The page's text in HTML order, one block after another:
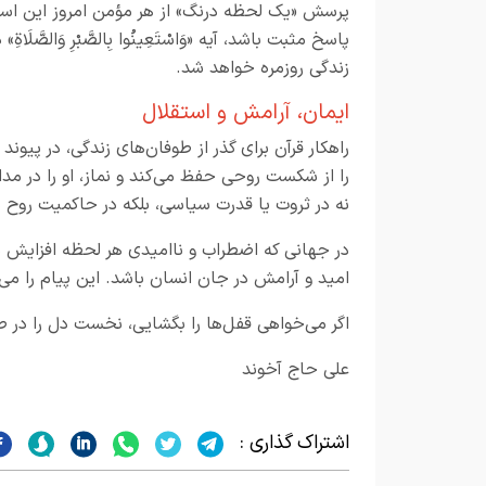
پرسش «یک لحظه درنگ» از هر مؤمن امروز این است
پاسخ مثبت باشد، آیه «وَاسْتَعِينُوا بِالصَّبْرِ
زندگی روزمره خواهد شد.
ایمان، آرامش و استقلال
راهکار قرآن برای گذر از طوفان‌های زندگی، در
را از شکست روحی حفظ می‌کند و نماز، او را در
نه در ثروت یا قدرت سیاسی، بلکه در حاکمیت روح
در جهانی که اضطراب و ناامیدی هر لحظه افزایش
امید و آرامش در جان انسان باشد. این پیام را
اگر می‌خواهی قفل‌ها را بگشایی، نخست دل را در
علی حاج آخوند
اشتراک گذاری :